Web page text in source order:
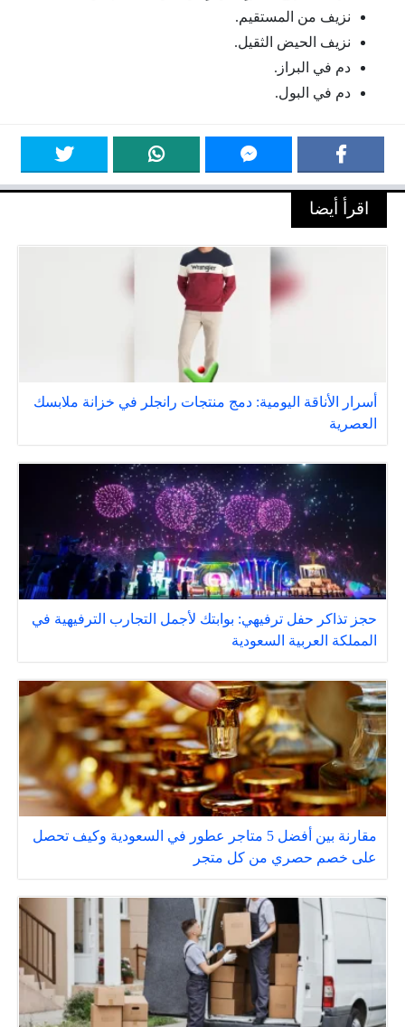
نزيف من المستقيم.
نزيف الحيض الثقيل.
دم في البراز.
دم في البول.
اقرأ أيضا
أسرار الأناقة اليومية: دمج منتجات رانجلر في خزانة ملابسك
العصرية
حجز تذاكر حفل ترفيهي: بوابتك لأجمل التجارب الترفيهية في
المملكة العربية السعودية
مقارنة بين أفضل 5 متاجر عطور في السعودية وكيف تحصل
على خصم حصري من كل متجر